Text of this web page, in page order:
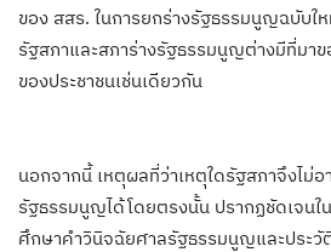
ของ สสร. ในการยกร่างรัฐธรรมนูญฉบับใ
รัฐสภาและสภาร่างรัฐธรรมนูญต่างมีที่มา
ของประชาชนเช่นเดียวกัน
นอกจากนี้ เหตุผลที่ว่าเหตุใดรัฐสภาจึงไม่อ
รัฐธรรมนูญได้โดยตรงนั้น ปรากฏชัดเจน
ศึกษาคำวินิจฉัยศาลรัฐธรรมนูญและประวั